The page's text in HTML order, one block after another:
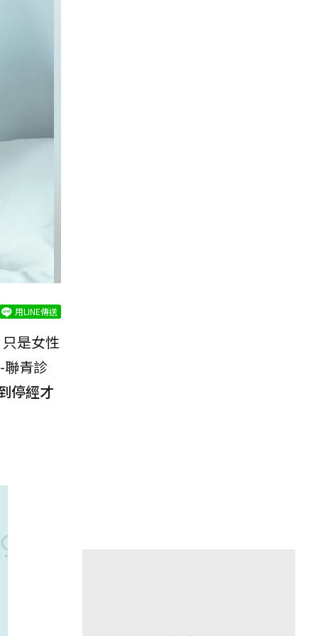
用LINE傳送
是女性
聯青診
停經才